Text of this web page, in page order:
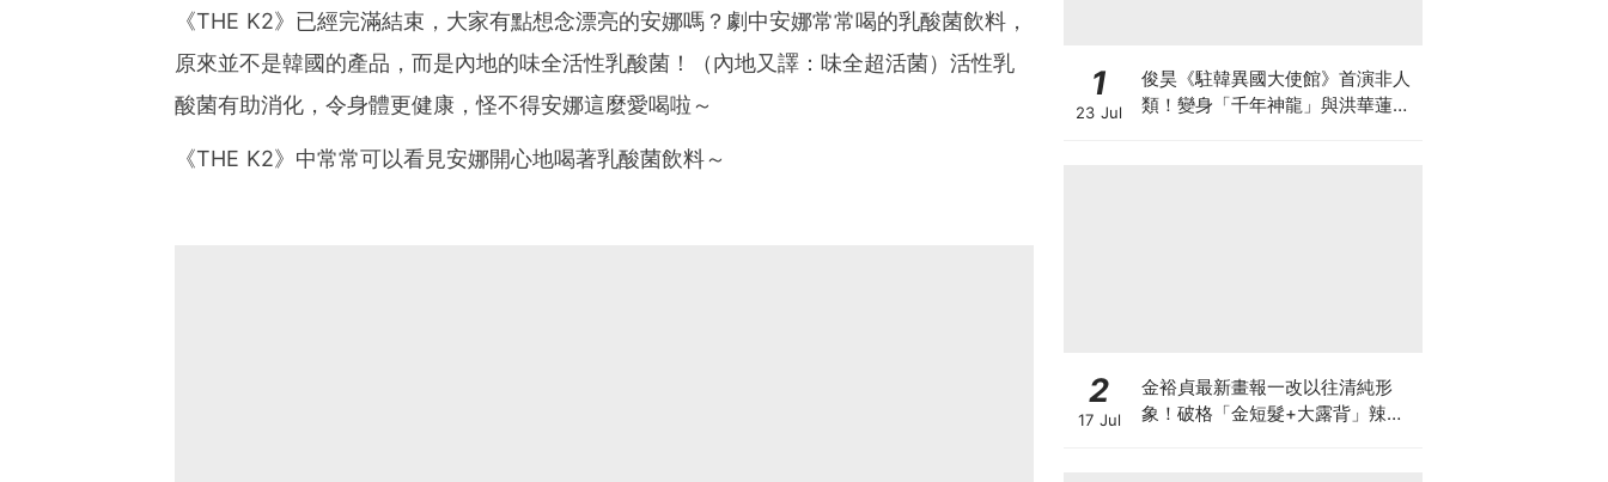
《THE K2》已經完滿結束，大家有點想念漂亮的安娜嗎？劇中安娜常常喝的乳酸菌飲料，
原來並不是韓國的產品，而是內地的味全活性乳酸菌！（內地又譯：味全超活菌）活性乳
酸菌有助消化，令身體更健康，怪不得安娜這麼愛喝啦～
《THE K2》中常常可以看見安娜開心地喝著乳酸菌飲料～
1
23 Jul
俊昊《駐韓異國大使館》首演非人
類！變身「千年神龍」與洪華蓮大
2
17 Jul
金裕貞最新畫報一改以往清純形
象！破格「金短髮+大露背」辣翻